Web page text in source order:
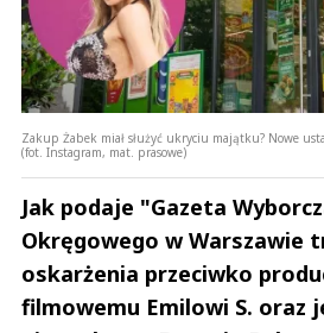
Zakup Żabek miał służyć ukryciu majątku? Nowe
(fot. Instagram, mat. prasowe)
Jak podaje "Gazeta
Okręgowego w Warszawie
oskarżenia przeciwko
filmowemu Emilowi S. oraz